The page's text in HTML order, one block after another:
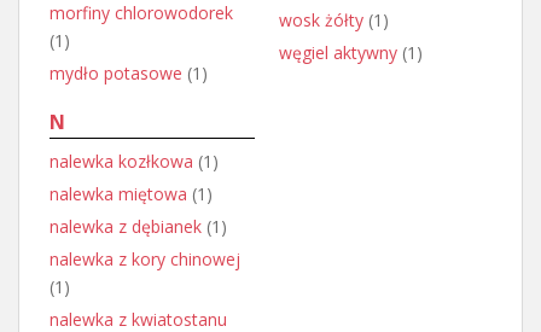
morfiny chlorowodorek
(1)
mydło potasowe (1)
N
nalewka kozłkowa (1)
nalewka miętowa (1)
nalewka z dębianek (1)
nalewka z kory chinowej
(1)
nalewka z kwiatostanu
wosk żółty (1)
węgiel aktywny (1)